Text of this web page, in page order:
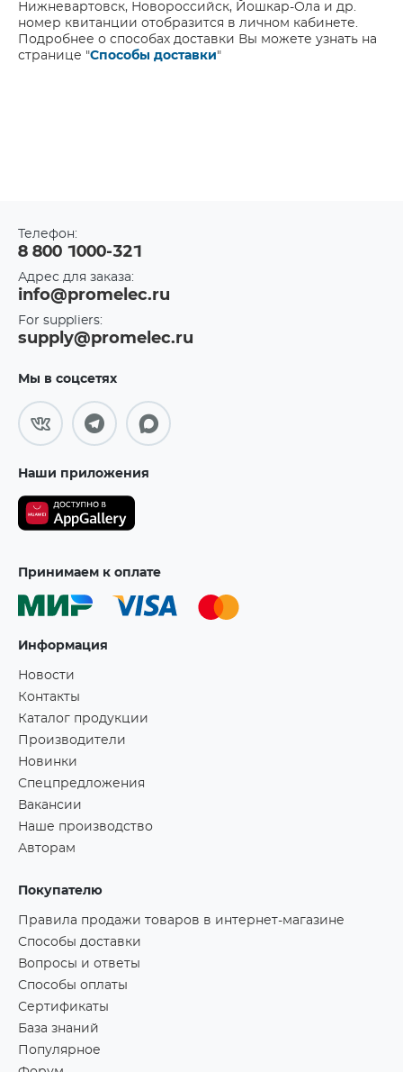
Нижневартовск, Новороссийск, Йошкар-Ола и др.
номер квитанции отобразится в личном кабинете.
Подробнее о способах доставки Вы можете узнать на
странице "Способы доставки"
Телефон:
8 800 1000-321
Адрес для заказа:
info@promelec.ru
For suppliers:
supply@promelec.ru
Мы в соцсетях
Наши приложения
Принимаем к оплате
Информация
Новости
Контакты
Каталог продукции
Производители
Новинки
Спецпредложения
Вакансии
Наше производство
Авторам
Покупателю
Правила продажи товаров в интернет-магазине
Способы доставки
Вопросы и ответы
Способы оплаты
Сертификаты
База знаний
Популярное